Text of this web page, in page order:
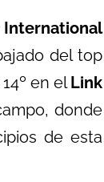
International
del top
en elLink
donde
de esta